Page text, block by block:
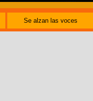
Se alzan las voces